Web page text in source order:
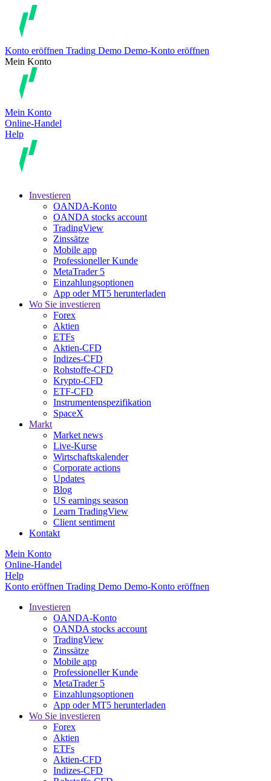
Konto eröffnen Trading Demo Demo-Konto eröffnen
Mein Konto
Mein Konto
Online-Handel
Help
Investieren
OANDA-Konto
OANDA stocks account
TradingView
Zinssätze
Mobile app
Professioneller Kunde
MetaTrader 5
Einzahlungsoptionen
App oder MT5 herunterladen
Wo Sie investieren
Forex
Aktien
ETFs
Aktien-CFD
Indizes-CFD
Rohstoffe-CFD
Krypto-CFD
ETF-CFD
Instrumentenspezifikation
SpaceX
Markt
Market news
Live-Kurse
Wirtschaftskalender
Corporate actions
Updates
Blog
US earnings season
Learn TradingView
Client sentiment
Kontakt
Mein Konto
Online-Handel
Help
Konto eröffnen Trading Demo Demo-Konto eröffnen
Investieren
OANDA-Konto
OANDA stocks account
TradingView
Zinssätze
Mobile app
Professioneller Kunde
MetaTrader 5
Einzahlungsoptionen
App oder MT5 herunterladen
Wo Sie investieren
Forex
Aktien
ETFs
Aktien-CFD
Indizes-CFD